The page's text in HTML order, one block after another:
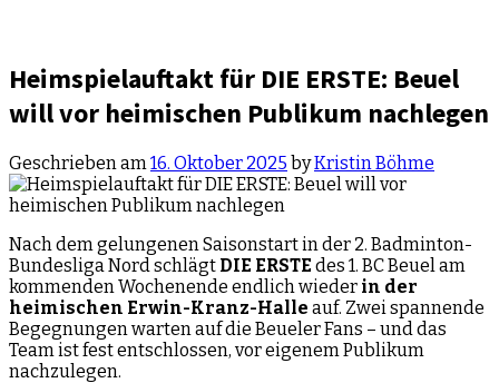
Heimspielauftakt für DIE ERSTE: Beuel
will vor heimischen Publikum nachlegen
Geschrieben am 16. Oktober 2025 byKristin Böhme
Nach dem gelungenen Saisonstart in der 2. Badminton-
Bundesliga Nord schlägt DIE ERSTE des 1. BC Beuel am
kommenden Wochenende endlich wieder in der
heimischen Erwin-Kranz-Halle auf. Zwei spannende
Begegnungen warten auf die Beueler Fans – und das
Team ist fest entschlossen, vor eigenem Publikum
nachzulegen.